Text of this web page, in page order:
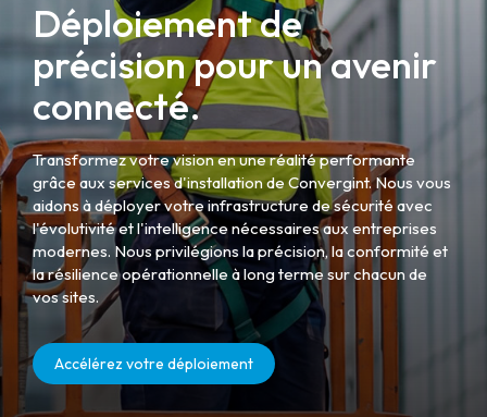
Déploiement de
précision pour un avenir
connecté.
Transformez votre vision en une réalité performante
grâce aux services d'installation de Convergint. Nous vous
aidons à déployer votre infrastructure de sécurité avec
l'évolutivité et l'intelligence nécessaires aux entreprises
modernes. Nous privilégions la précision, la conformité et
la résilience opérationnelle à long terme sur chacun de
vos sites.
Accélérez votre déploiement